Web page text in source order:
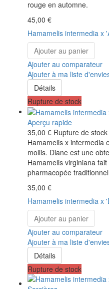
rouge en automne.
45,00 €
Hamamelis intermedia x
Ajouter au panier
Ajouter au comparateur
Ajouter à ma liste
Détails
Rupture de stock
Aperçu rapide
35,00 € Rupture de stock
Hamamelis x intermedia
mollis. Diane est une
Hamamelis virginiana
pharmacopée
35,00 €
Hamamelis intermedia x
Ajouter au panier
Ajouter au comparateur
Ajouter à ma liste
Détails
Rupture de stock